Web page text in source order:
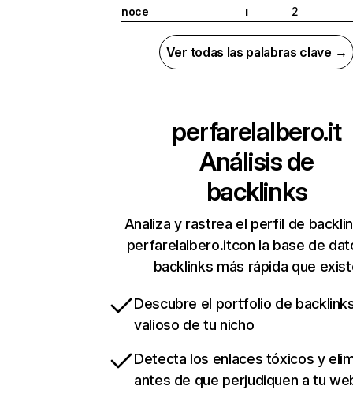
noce
I 2
Ver todas las palabras clave →
perfarelalbero.it
Análisis de
backlinks
Analiza y rastrea el perfil de
perfarelalbero.itcon la base de
backlinks más rápida que
Descubre el portfolio de
valioso de tu nicho
Detecta los enlaces tóxicos y
antes de que perjudiquen a tu